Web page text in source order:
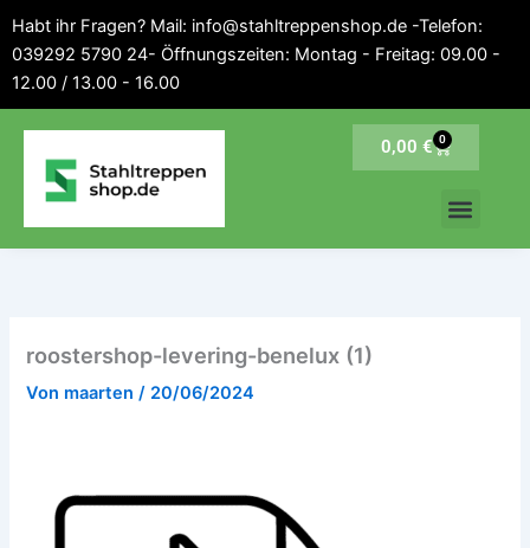
springen
Habt ihr Fragen? Mail: info@stahltreppenshop.de -Telefon:
039292 5790 24- Öffnungszeiten: Montag - Freitag: 09.00 -
12.00 / 13.00 - 16.00
0,00 € 0
Warenkorb
roostershop-levering-benelux (1)
Von maarten/ 20/06/2024